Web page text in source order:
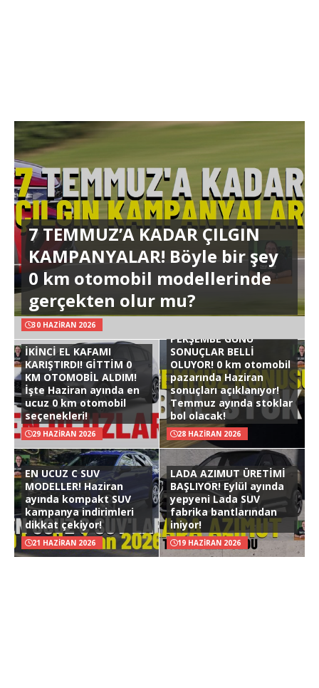
7 TEMMUZ’A KADAR ÇILGIN
KAMPANYALAR! Böyle bir şey
0 km otomobil modellerinde
gerçekten olur mu?
30 HAZIRAN 2026
İKİNCİ EL KAFAMI
KARIŞTIRDI! GİTTİM 0
KM OTOMOBİL ALDIM!
İşte Haziran ayında en
ucuz 0 km otomobil
seçenekleri!
29 HAZIRAN 2026
PERŞEMBE GÜNÜ
SONUÇLAR BELLİ
OLUYOR! 0 km otomobil
pazarında Haziran
sonuçları açıklanıyor!
Temmuz ayında stoklar
bol olacak!
28 HAZIRAN 2026
EN UCUZ C SUV
MODELLER! Haziran
ayında kompakt SUV
kampanya indirimleri
dikkat çekiyor!
21 HAZIRAN 2026
LADA AZIMUT ÜRETİMİ
BAŞLIYOR! Eylül ayında
yepyeni Lada SUV
fabrika bantlarından
iniyor!
19 HAZIRAN 2026